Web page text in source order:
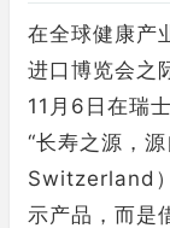
在全球健康产
进口博览会之
11月6日在瑞
“长寿之源，
Switzerland
示产品，而是